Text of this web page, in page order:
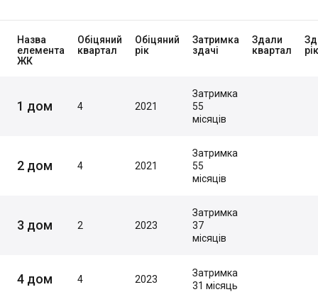
Назва
елемента
ЖК
Обіцяний
квартал
Обіцяний
рік
Затримка
здачі
Здали
квартал
рік
1 дом 4 2021
Затримка
55
місяців
2 дом 4 2021
Затримка
55
місяців
3 дом 2 2023
Затримка
37
місяців
4 дом 4 2023
Затримка
31 місяць